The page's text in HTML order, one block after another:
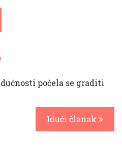
počela se graditi
Idući članak